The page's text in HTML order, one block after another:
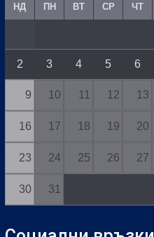
НД ПН ВТ СР ЧТ
2 3 4 5 6
9 10 11 12 13
16 17 18 19 20
23 24 25 26 27
30 31